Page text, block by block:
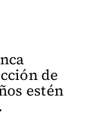
de
estén